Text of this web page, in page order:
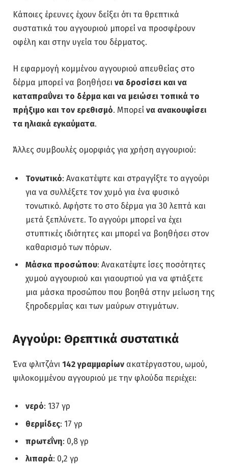
Κάποιες έρευνες έχουν δείξει ότι τα θρεπτικά
συστατικά του αγγουριού μπορεί να προσφέρουν
οφέλη και στην υγεία του δέρματος.
Η εφαρμογή κομμένου αγγουριού απευθείας στο
δέρμα μπορεί να βοηθήσει να δροσίσει και να
καταπραΰνει το δέρμα και να μειώσει τοπικά το
πρήξιμο και τον ερεθισμό. Μπορεί να ανακουφίσει
τα ηλιακά εγκαύματα.
Άλλες συμβουλές ομορφιάς για χρήση αγγουριού:
Τονωτικό: Ανακατέψτε και στραγγίξτε το αγγούρι
για να συλλέξετε τον χυμό για ένα φυσικό
τονωτικό. Αφήστε το στο δέρμα για 30 λεπτά και
μετά ξεπλύνετε. Το αγγούρι μπορεί να έχει
στυπτικές ιδιότητες και μπορεί να βοηθήσει στον
καθαρισμό των πόρων.
Μάσκα προσώπου: Ανακατέψτε ίσες ποσότητες
χυμού αγγουριού και γιαουρτιού για να φτιάξετε
μια μάσκα προσώπου που βοηθά στην μείωση της
ξηροδερμίας και των μαύρων στιγμάτων.
Αγγούρι: Θρεπτικά συστατικά
Ένα φλιτζάνι 142 γραμμαρίων ακατέργαστου, ωμού,
ψιλοκομμένου αγγουριού με την φλούδα περιέχει:
νερό: 137 γρ
θερμίδες: 17 γρ
πρωτεΐνη: 0,8 γρ
λιπαρά: 0,2 γρ